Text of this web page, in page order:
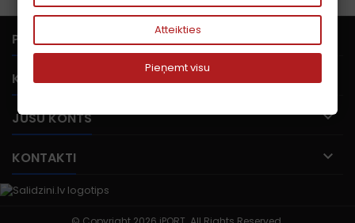
PRECES 
KOMPĀNIJA 
JŪSU KONTS 
KONTAKTI 
Atteikties
Pieņemt visu